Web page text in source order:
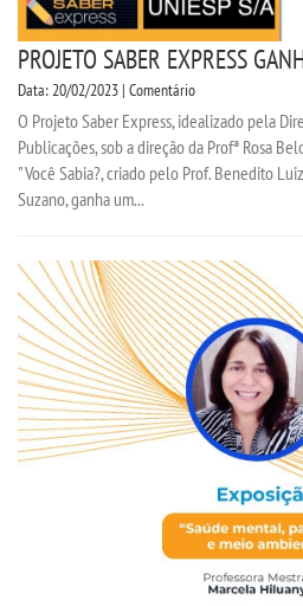
PROJETO SABER EXPRESS
Data: 20/02/2023 | Comentário
O Projeto Saber Express, idealizado pela
Publicações, sob a direção da Profª Rosa
"Você Sabia?, criado pelo Prof. Benedito
Suzano, ganha um...